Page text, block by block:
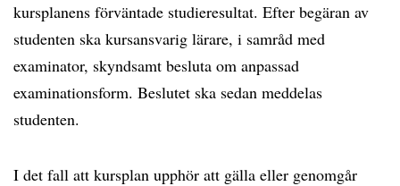
kursplanens förväntade studieresultat. Efter begäran av
studenten ska kursansvarig lärare, i samråd med
examinator, skyndsamt besluta om anpassad
examinationsform. Beslutet ska sedan meddelas
studenten.
I det fall att kursplan upphör att gälla eller genomgår